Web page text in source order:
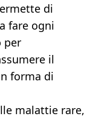
di
fare ogni
per
il
forma di
malattie rare,